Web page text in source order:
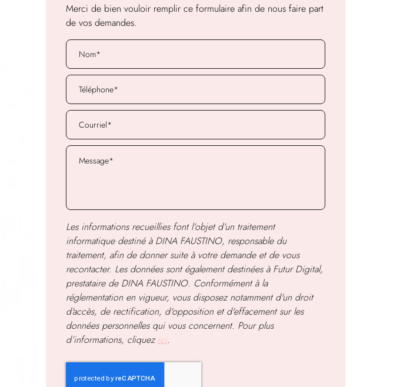
Merci de bien vouloir remplir ce formulaire afin de nous faire part
de vos demandes.
Les informations recueillies font l’objet d’un traitement
informatique destiné àDINA FAUSTINO, responsable du
traitement, afin de donner suite à votre demande et de vous
recontacter. Les données sont également destinées à Futur Digital,
prestataire de DINA FAUSTINO. Conformément à la
réglementation en vigueur, vous disposez notamment d'un droit
d'accès, de rectification, d'opposition et d'effacement sur les
données personnelles qui vous concernent. Pour plus
d’informations, cliquezici.